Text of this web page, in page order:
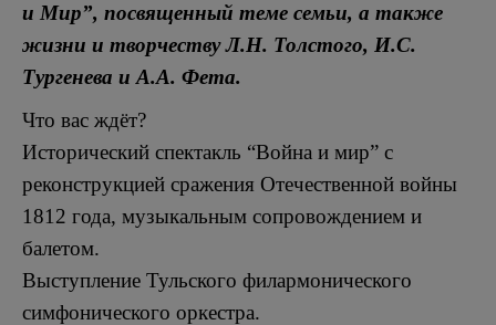
и Мир”, посвященный теме семьи, а также
жизни и творчеству Л.Н. Толстого, И.С.
Тургенева и А.А. Фета.
Что вас ждёт?
Исторический спектакль “Война и мир” с
реконструкцией сражения Отечественной войны
1812 года, музыкальным сопровождением и
балетом.
Выступление Тульского филармонического
симфонического оркестра.